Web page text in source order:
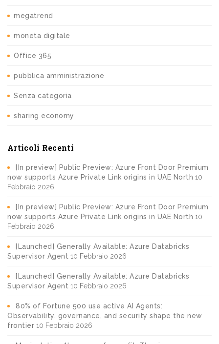
megatrend
moneta digitale
Office 365
pubblica amministrazione
Senza categoria
sharing economy
Articoli Recenti
[In preview] Public Preview: Azure Front Door Premium
now supports Azure Private Link origins in UAE North 10
Febbraio 2026
[In preview] Public Preview: Azure Front Door Premium
now supports Azure Private Link origins in UAE North 10
Febbraio 2026
[Launched] Generally Available: Azure Databricks
Supervisor Agent 10 Febbraio 2026
[Launched] Generally Available: Azure Databricks
Supervisor Agent 10 Febbraio 2026
80% of Fortune 500 use active AI Agents:
Observability, governance, and security shape the new
frontier 10 Febbraio 2026